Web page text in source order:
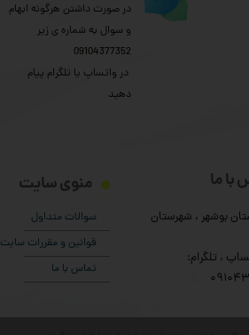
منوی سایت
سوالات متداول
قوانین و مقررات سایت
تماس با ما
با ما
بوشهر ، شهرستان
، تلگرام:
در صورت داشتن هرگونه ابهام
و سوال به شماره ی زیر
09104377352
​​​​​​​ در واتساپ یا تلگرام پیام
دهید